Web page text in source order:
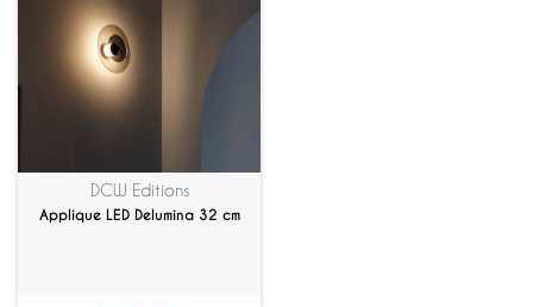
DCW Editions
Applique LED Delumina 32 cm